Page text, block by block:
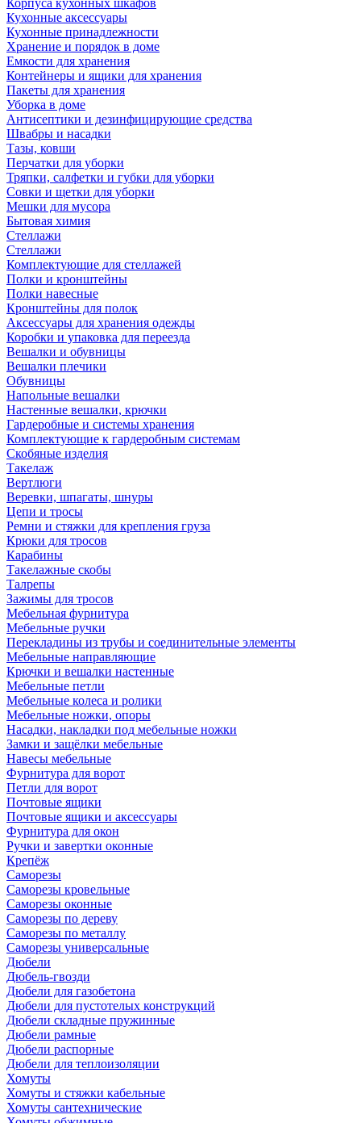
Корпуса кухонных шкафов
Кухонные аксессуары
Кухонные принадлежности
Хранение и порядок в доме
Емкости для хранения
Контейнеры и ящики для хранения
Пакеты для хранения
Уборка в доме
Антисептики и дезинфицирующие средства
Швабры и насадки
Тазы, ковши
Перчатки для уборки
Тряпки, салфетки и губки для уборки
Совки и щетки для уборки
Мешки для мусора
Бытовая химия
Стеллажи
Стеллажи
Комплектующие для стеллажей
Полки и кронштейны
Полки навесные
Кронштейны для полок
Аксессуары для хранения одежды
Коробки и упаковка для переезда
Вешалки и обувницы
Вешалки плечики
Обувницы
Напольные вешалки
Настенные вешалки, крючки
Гардеробные и системы хранения
Комплектующие к гардеробным системам
Скобяные изделия
Такелаж
Вертлюги
Веревки, шпагаты, шнуры
Цепи и тросы
Ремни и стяжки для крепления груза
Крюки для тросов
Карабины
Такелажные скобы
Талрепы
Зажимы для тросов
Мебельная фурнитура
Мебельные ручки
Перекладины из трубы и соединительные элементы
Мебельные направляющие
Крючки и вешалки настенные
Мебельные петли
Мебельные колеса и ролики
Мебельные ножки, опоры
Насадки, накладки под мебельные ножки
Замки и защёлки мебельные
Навесы мебельные
Фурнитура для ворот
Петли для ворот
Почтовые ящики
Почтовые ящики и аксессуары
Фурнитура для окон
Ручки и завертки оконные
Крепёж
Саморезы
Саморезы кровельные
Саморезы оконные
Саморезы по дереву
Саморезы по металлу
Саморезы универсальные
Дюбели
Дюбель-гвозди
Дюбели для газобетона
Дюбели для пустотелых конструкций
Дюбели складные пружинные
Дюбели рамные
Дюбели распорные
Дюбели для теплоизоляции
Хомуты
Хомуты и стяжки кабельные
Хомуты сантехнические